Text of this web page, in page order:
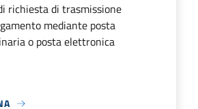
richiesta di trasmissione
mediante posta
o posta elettronica